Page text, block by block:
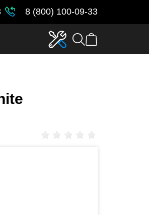
8 (800) 100-09-33